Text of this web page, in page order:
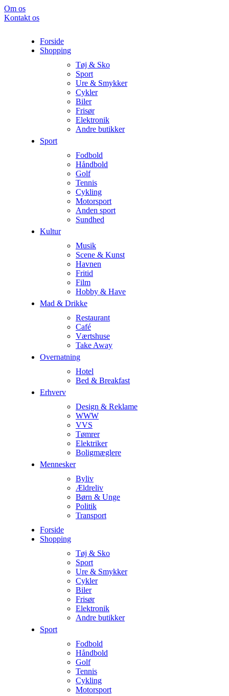
Om os
Kontakt os
Forside
Shopping
Tøj & Sko
Sport
Ure & Smykker
Cykler
Biler
Frisør
Elektronik
Andre butikker
Sport
Fodbold
Håndbold
Golf
Tennis
Cykling
Motorsport
Anden sport
Sundhed
Kultur
Musik
Scene & Kunst
Havnen
Fritid
Film
Hobby & Have
Mad & Drikke
Restaurant
Café
Værtshuse
Take Away
Overnatning
Hotel
Bed & Breakfast
Erhverv
Design & Reklame
WWW
VVS
Tømrer
Elektriker
Boligmæglere
Mennesker
Byliv
Ældreliv
Børn & Unge
Politik
Transport
Forside
Shopping
Tøj & Sko
Sport
Ure & Smykker
Cykler
Biler
Frisør
Elektronik
Andre butikker
Sport
Fodbold
Håndbold
Golf
Tennis
Cykling
Motorsport